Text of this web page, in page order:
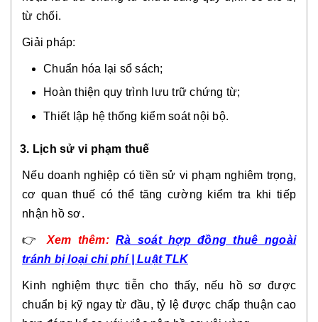
từ chối.
Giải pháp:
Chuẩn hóa lại sổ sách;
Hoàn thiện quy trình lưu trữ chứng từ;
Thiết lập hệ thống kiểm soát nội bộ.
3. Lịch sử vi phạm thuế
Nếu doanh nghiệp có tiền sử vi phạm nghiêm trọng,
cơ quan thuế có thể tăng cường kiểm tra khi tiếp
nhận hồ sơ.
👉 Xem thêm:Rà soát hợp đồng thuê ngoài
tránh bị loại chi phí | Luật TLK
Kinh nghiệm thực tiễn cho thấy, nếu hồ sơ được
chuẩn bị kỹ ngay từ đầu, tỷ lệ được chấp thuận cao